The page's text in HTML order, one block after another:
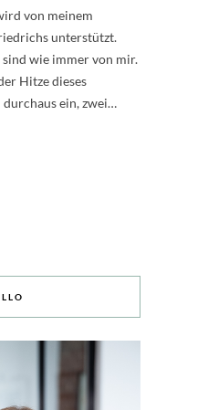
von meinem
unterstützt.
sind wie immer von mir.
Hitze dieses
durchaus ein, zwei…